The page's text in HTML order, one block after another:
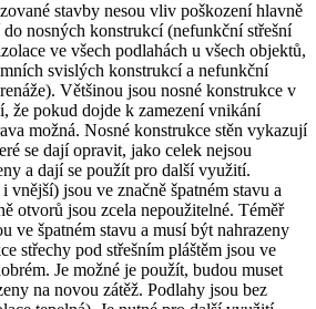
stavby nesou vliv poškození hlavně
nosných konstrukcí (nefunkční střešní
ve všech podlahách u všech objektů,
svislých konstrukcí a nefunkční
Většinou jsou nosné konstrukce v
že pokud dojde k zamezení vnikání
možná. Nosné konstrukce stěn vykazují
se dají opravit, jako celek nejsou
a dají se použít pro další využití.
jsou ve značně špatném stavu a
otvorů jsou zcela nepoužitelné. Téměř
ve špatném stavu a musí být nahrazeny
střechy pod střešním pláštěm jsou ve
Je možné je použít, budou muset
na novou zátěž. Podlahy jsou bez